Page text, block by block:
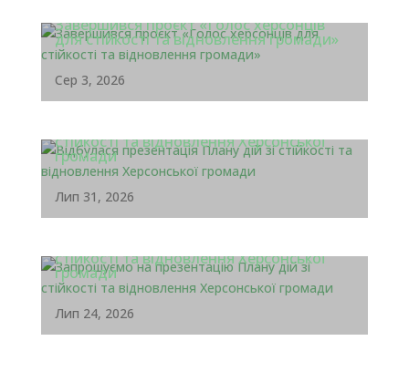
Завершився проєкт «Голос херсонців
для стійкості та відновлення громади»
Сер 3, 2026
стійкості та відновлення Херсонської
громади
Лип 31, 2026
стійкості та відновлення Херсонської
громади
Лип 24, 2026